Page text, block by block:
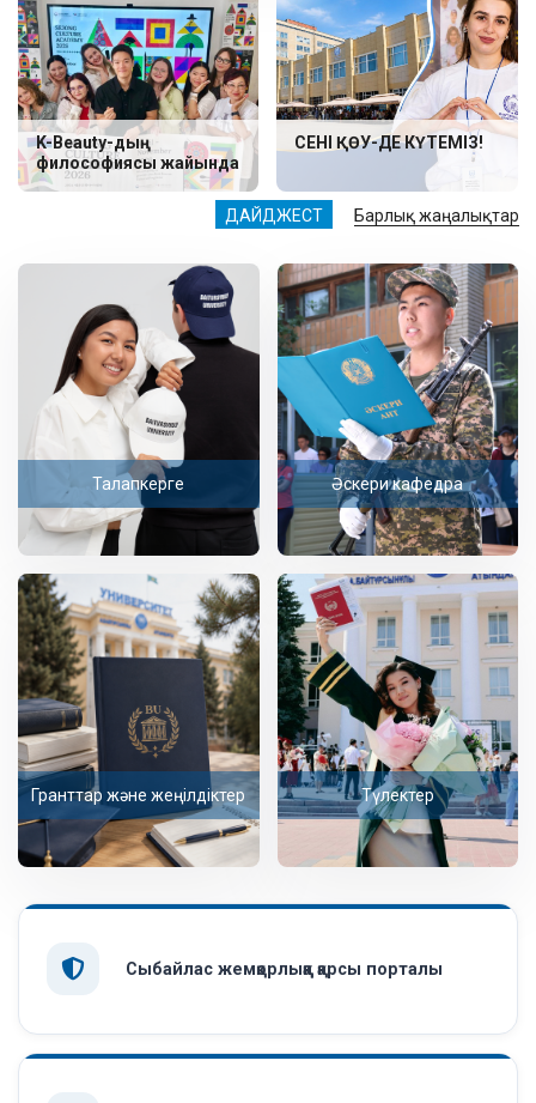
ДАЙДЖЕСТ Барлық жаңалықтар
K-Beauty-дың
философиясы жайында
СЕНІ ҚӨУ-ДЕ КҮТЕМІЗ!
Талапкерге Әскери кафедра
Гранттар және жеңілдіктер Түлектер
Сыбайлас жемқорлыққа қарсы порталы